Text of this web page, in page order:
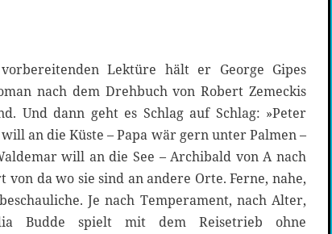
Lektüre hält er George Gipes
nach dem Drehbuch von Robert Zemeckis
Und dann geht es Schlag auf Schlag: »Peter
an die Küste – Papa wär gern unter Palmen –
will an die See – Archibald von A nach
von da wo sie sind an andere Orte. Ferne, nahe,
Je nach Temperament, nach Alter,
Budde spielt mit dem Reisetrieb ohne